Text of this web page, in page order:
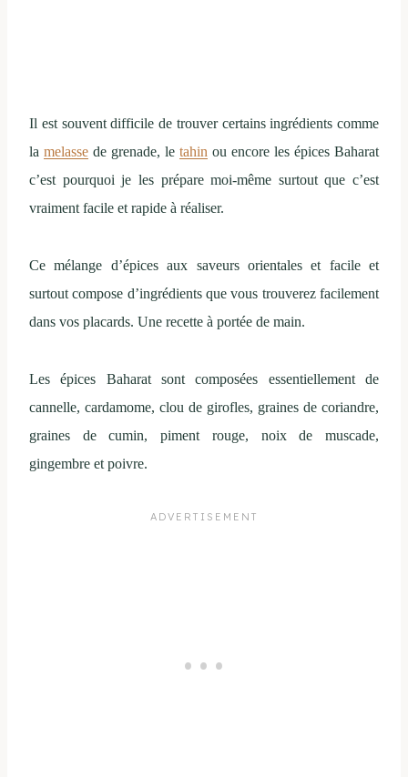
Il est souvent difficile de trouver certains ingrédients comme
la melasse de grenade, le tahin ou encore les épices Baharat
c’est pourquoi je les prépare moi-même surtout que c’est
vraiment facile et rapide à réaliser.
Ce mélange d’épices aux saveurs orientales et facile et
surtout compose d’ingrédients que vous trouverez facilement
dans vos placards. Une recette à portée de main.
Les épices Baharat sont composées essentiellement de
cannelle, cardamome, clou de girofles, graines de coriandre,
graines de cumin, piment rouge, noix de muscade,
gingembre et poivre.